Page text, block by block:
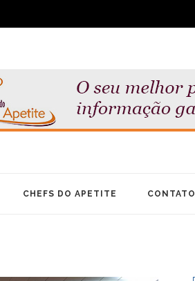
CHEFS DO APETITE CONTATO